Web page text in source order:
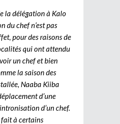
la délégation à Kalo
du chef n’est pas
pour des raisons de
qui ont attendu
un chef et bien
la saison des
Naaba Kiiba
d’une
d’un chef.
fait à certains